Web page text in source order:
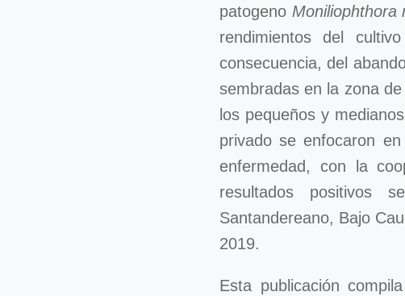
patogeno Moniliophthora
rendimientos del
consecuencia, del
sembradas en la zona
los pequeños y
privado se enfocaron
enfermedad, con la
resultados positivos
Santandereano, Bajo
2019.
Esta publicación